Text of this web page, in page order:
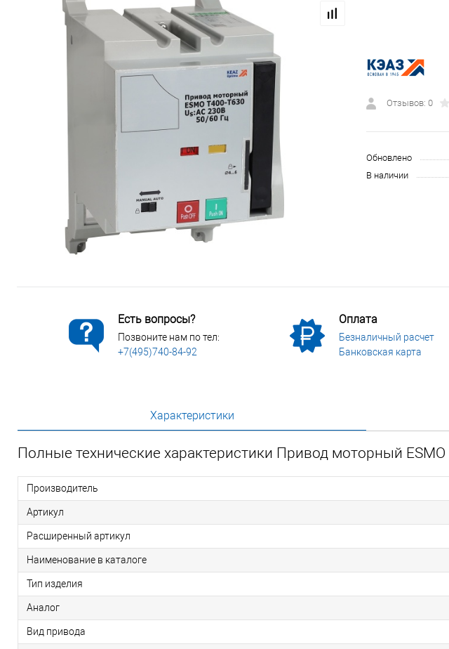
Сопутствующие товары Спецодежда и СИЗ
Электромонтажные изделия
Отзывов: 0
Обновлено
В наличии
Есть вопросы?
Позвоните нам по тел:
+7(495)740-84-92
Оплата
Безналичный расчет
Банковская карта
Характеристики
Полные технические характеристики Привод моторный
Производитель
Артикул
Расширенный артикул
Наименование в каталоге
Тип изделия
Аналог
Вид привода